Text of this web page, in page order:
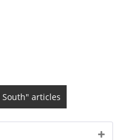
articles